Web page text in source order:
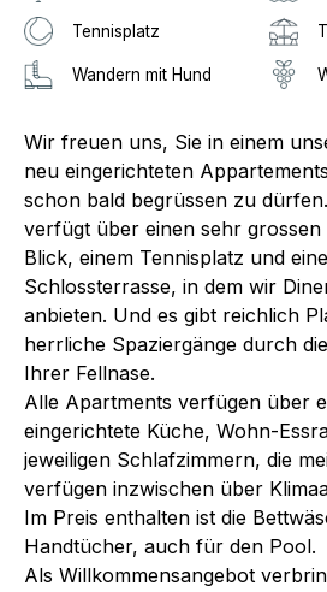
Tennisplatz
Wandern mit Hund
Wir freuen uns, Sie in einem
neu eingerichteten
schon bald begrüssen zu
verfügt über einen sehr
Blick, einem Tennisplatz und
Schlossterrasse, in dem wir
anbieten. Und es gibt reichlich
herrliche Spaziergänge durch
Ihrer Fellnase.
Alle Apartments verfügen über
eingerichtete Küche, Wohn-
jeweiligen Schlafzimmern, die
verfügen inzwischen über
Im Preis enthalten ist die
Handtücher, auch für den Pool.
Als Willkommensangebot